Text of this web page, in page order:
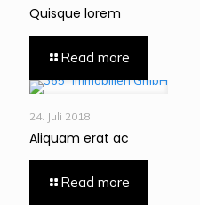
Quisque lorem
Read more
24. Juli 2018
Aliquam erat ac
Read more